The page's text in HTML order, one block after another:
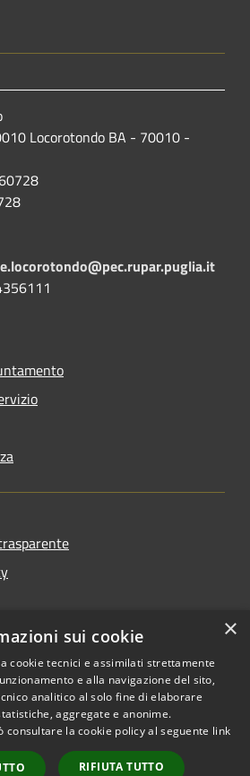
Locorotondo BA - 70010 -
Copyright © 2026 • Comune di
Locorotondo • Powered by
Municipium•
Accesso
×
sui cookie
cookie tecnici e assimilati strettamente
e alla navigazione del sito,
analitico al solo fine di elaborare
aggregate e anonime.
consultare la cookie policy al seguente link
RIFIUTA TUTTO